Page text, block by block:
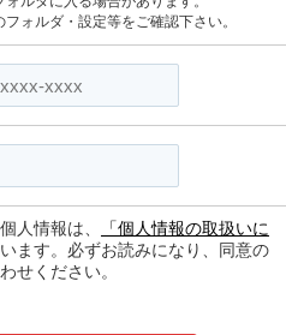
ォルダ・設定等をご確認下さい。
人情報は、
「個人情報の取扱いに
ます。必ずお読みになり、同意の
せください。